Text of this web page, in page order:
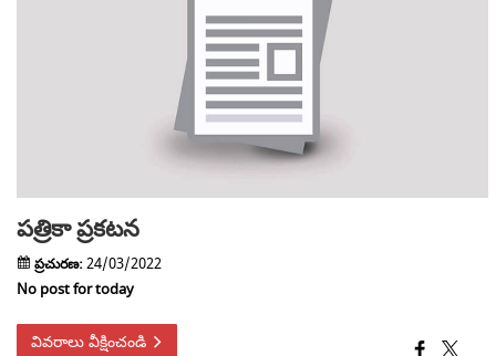
పత్రికా ప్రకటన
ప్రచురణ:24/03/2022
No post for today
వివరాలు వీక్షించండి